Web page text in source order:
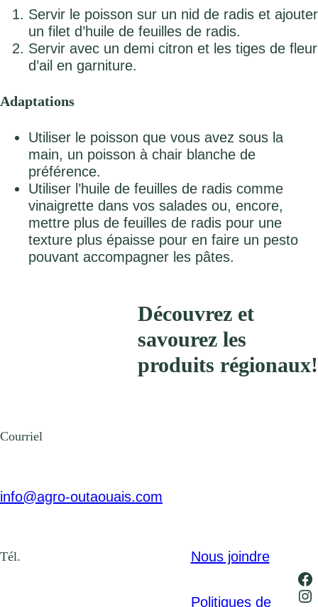
Servir le poisson sur un nid de radis et ajouter
un filet d’huile de feuilles de radis.
Servir avec un demi citron et les tiges de fleur
d’ail en garniture.
Adaptations
Utiliser le poisson que vous avez sous la
main, un poisson à chair blanche de
préférence.
Utiliser l’huile de feuilles de radis comme
vinaigrette dans vos salades ou, encore,
mettre plus de feuilles de radis pour une
texture plus épaisse pour en faire un pesto
pouvant accompagner les pâtes.
Découvrez et
savourez les
produits régionaux!
Courriel
info@agro-outaouais.com
Tél. Nous joindre
Politiques de